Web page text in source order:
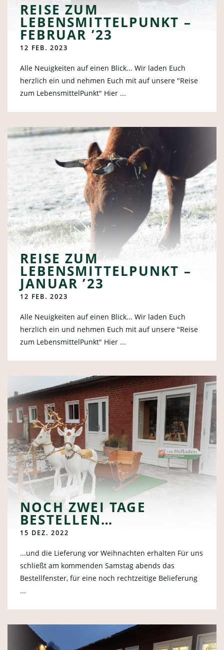
REISE ZUM
LEBENSMITTELPUNKT –
FEBRUAR ’23
12 FEB. 2023
Alle Neuigkeiten auf einen Blick... Wir laden Euch
herzlich ein und nehmen Euch mit auf unsere "Reise
zum LebensmittelPunkt" Hier ...
REISE ZUM
LEBENSMITTELPUNKT –
JANUAR ’23
12 FEB. 2023
Alle Neuigkeiten auf einen Blick... Wir laden Euch
herzlich ein und nehmen Euch mit auf unsere "Reise
zum LebensmittelPunkt" Hier ...
NOCH ZWEI TAGE
BESTELLEN…
15 DEZ. 2022
...und die Lieferung vor Weihnachten erhalten Für uns
schließt am kommenden Samstag abends das
Bestellfenster, für eine noch rechtzeitige Belieferung
...